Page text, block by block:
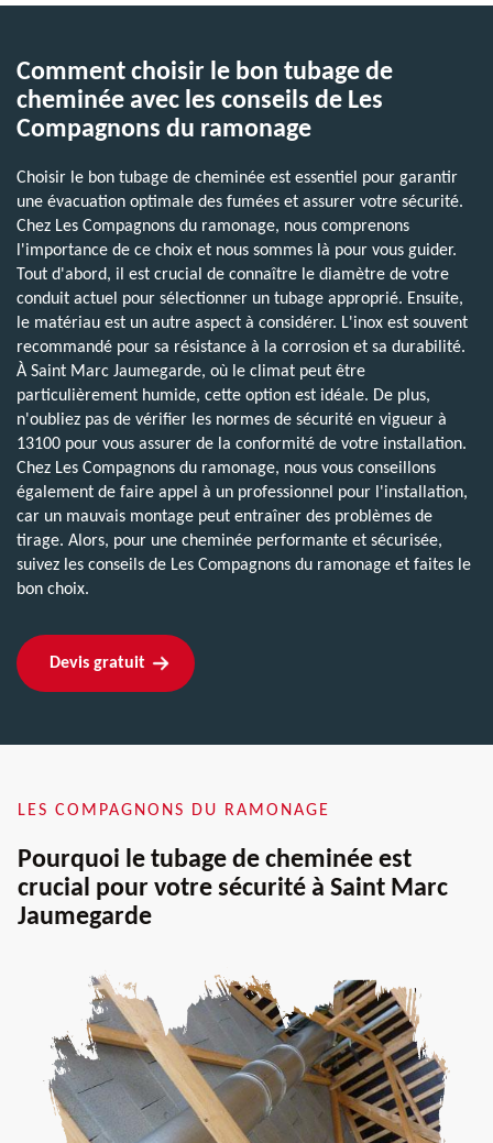
Comment choisir le bon tubage de
cheminée avec les conseils de Les
Compagnons du ramonage
Choisir le bon tubage de cheminée est essentiel pour garantir
une évacuation optimale des fumées et assurer votre sécurité.
Chez Les Compagnons du ramonage, nous comprenons
l'importance de ce choix et nous sommes là pour vous guider.
Tout d'abord, il est crucial de connaître le diamètre de votre
conduit actuel pour sélectionner un tubage approprié. Ensuite,
le matériau est un autre aspect à considérer. L'inox est souvent
recommandé pour sa résistance à la corrosion et sa durabilité.
À Saint Marc Jaumegarde, où le climat peut être
particulièrement humide, cette option est idéale. De plus,
n'oubliez pas de vérifier les normes de sécurité en vigueur à
13100 pour vous assurer de la conformité de votre installation.
Chez Les Compagnons du ramonage, nous vous conseillons
également de faire appel à un professionnel pour l'installation,
car un mauvais montage peut entraîner des problèmes de
tirage. Alors, pour une cheminée performante et sécurisée,
suivez les conseils de Les Compagnons du ramonage et faites le
bon choix.
Devis gratuit
LES COMPAGNONS DU RAMONAGE
Pourquoi le tubage de cheminée est
crucial pour votre sécurité à Saint Marc
Jaumegarde